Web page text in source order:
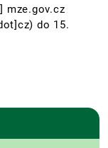
mze.gov.cz
do 15.